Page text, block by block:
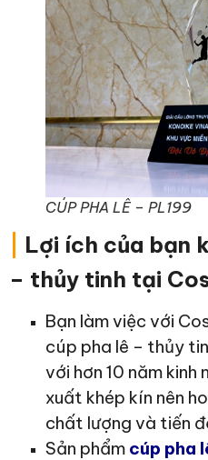
CÚP PHA LÊ – PL199
Lợi ích của bạn
– thủy tinh tại
Bạn làm việc với
cúp pha lê – thủy
với hơn 10 năm kinh
xuất khép kín nên
chất lượng và tiến
Sản phẩm cúp pha